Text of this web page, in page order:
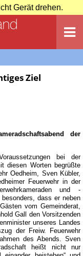
Gerät drehen.
Ziel
der
bei der
diesen Worten begrüßte
Oedheim, Sven Kübler,
Feuerwehr in der
und -
dass er neben
vom Gemeinderat,
Gall den Vorsitzenden
unseres Landes
der Freiw. Feuerwehr
des Abends. Sven
heißt nicht nur